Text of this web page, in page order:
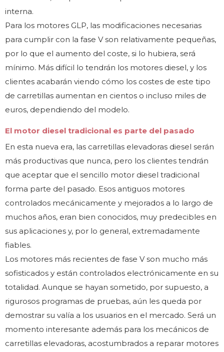
interna.
Para los motores GLP, las modificaciones necesarias
para cumplir con la fase V son relativamente pequeñas,
por lo que el aumento del coste, si lo hubiera, será
mínimo. Más difícil lo tendrán los motores diesel, y los
clientes acabarán viendo cómo los costes de este tipo
de carretillas aumentan en cientos o incluso miles de
euros, dependiendo del modelo.
El motor diesel tradicional es parte del pasado
En esta nueva era, las carretillas elevadoras diesel serán
más productivas que nunca, pero los clientes tendrán
que aceptar que el sencillo motor diesel tradicional
forma parte del pasado. Esos antiguos motores
controlados mecánicamente y mejorados a lo largo de
muchos años, eran bien conocidos, muy predecibles en
sus aplicaciones y, por lo general, extremadamente
fiables.
Los motores más recientes de fase V son mucho más
sofisticados y están controlados electrónicamente en su
totalidad. Aunque se hayan sometido, por supuesto, a
rigurosos programas de pruebas, aún les queda por
demostrar su valía a los usuarios en el mercado. Será un
momento interesante además para los mecánicos de
carretillas elevadoras, acostumbrados a reparar motores